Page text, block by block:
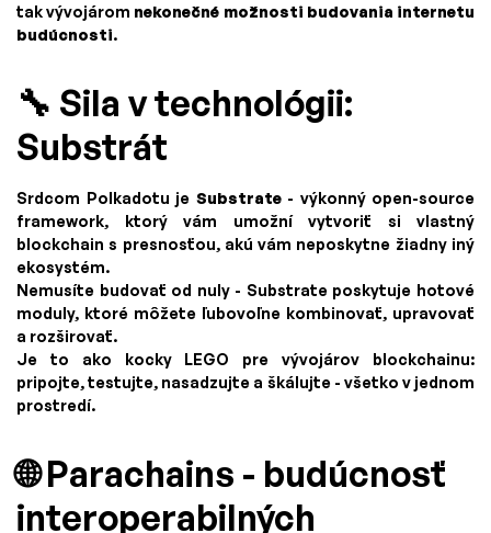
tak vývojárom nekonečné možnosti budovania internetu
budúcnosti.
🔧 Sila v technológii:
Substrát
Srdcom Polkadotu je Substrate- výkonný open-source
framework, ktorý vám umožní vytvoriť si vlastný
blockchain s presnosťou, akú vám neposkytne žiadny iný
ekosystém.
Nemusíte budovať od nuly - Substrate poskytuje hotové
moduly, ktoré môžete ľubovoľne kombinovať, upravovať
a rozširovať.
Je to ako kocky LEGO pre vývojárov blockchainu:
pripojte, testujte, nasadzujte a škálujte - všetko v jednom
prostredí.
🌐 Parachains - budúcnosť
interoperabilných